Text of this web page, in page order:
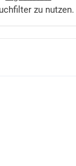
zu nutzen.